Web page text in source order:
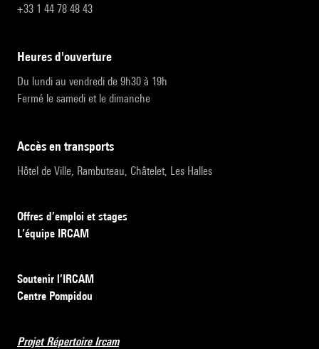
+33 1 44 78 48 43
heures d'ouverture
Du lundi au vendredi de 9h30 à 19h
Fermé le samedi et le dimanche
accès en transports
Hôtel de Ville, Rambuteau, Châtelet, Les Halles
Offres d’emploi et stages
L’équipe IRCAM
Soutenir l’IRCAM
Centre Pompidou
Projet Répertoire Ircam